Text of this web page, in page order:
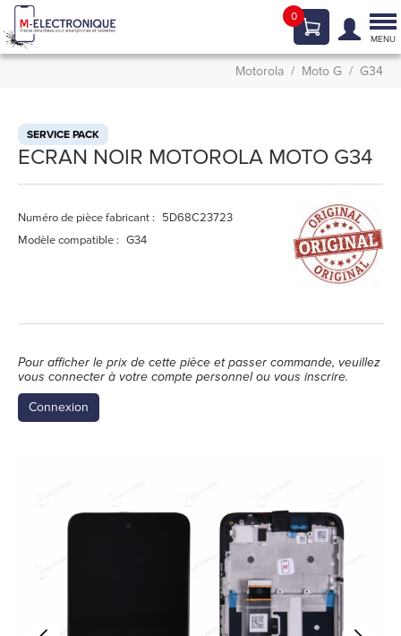
0
MENU
Motorola Moto G G34
SERVICE PACK
ECRAN NOIR MOTOROLA MOTO G34
Numéro de pièce fabricant :
5D68C23723
Modèle compatible : G34
Pour afficher le prix de cette pièce et passer commande, veuillez
vous connecter à votre compte personnel ou vous inscrire.
Connexion